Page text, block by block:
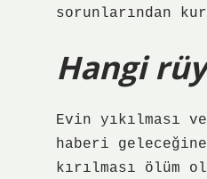
sorunlarından
Hangi
Evin yıkılması
haberi
kırılması ölüm